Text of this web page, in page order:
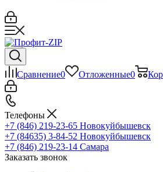
Сравнение0 Отложенные0
Телефоны
+7 (846) 219-23-65 Новокуйбышевск
+7 (84635) 3-84-52 Новокуйбышевск
+7 (846) 219-23-14 Самара
Заказать звонок